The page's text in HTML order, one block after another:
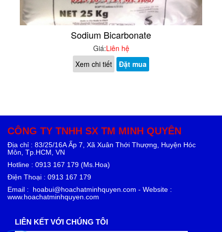
Sodium Bicarbonate
Giá:Liên hệ
Xem chi tiết
Đặt mua
CÔNG TY TNHH SX TM MINH QUYÊN
Địa chỉ : 83/25/16A Ấp 7, Xã Xuân Thới Thượng, Huyện Hóc
Môn, Tp.HCM, VN
Hotline : 0913 167 179 (Ms.Hoa)
Điện Thoại : 0913 167 179
Email : hoabui@hoachatminhquyen.com - Website :
www.hoachatminhquyen.com
LIÊN KẾT VỚI CHÚNG TÔI